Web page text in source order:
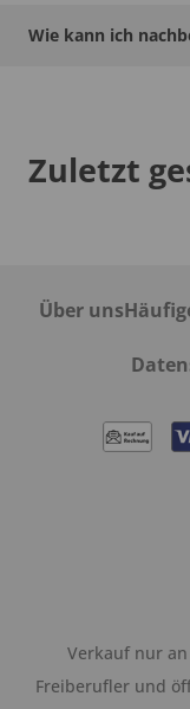
Wie kann ich
Zuletzt
Über uns
Verkauf nur
Freiberufler und